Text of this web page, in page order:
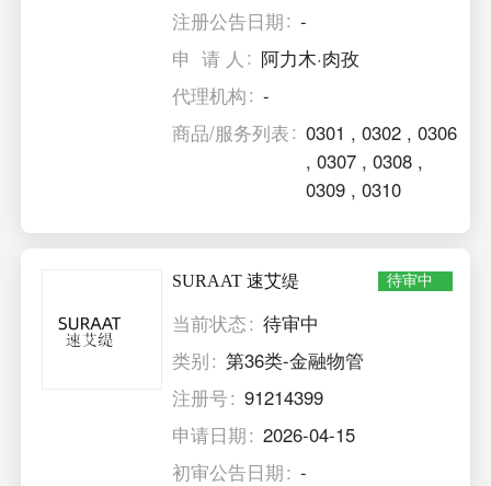
注册公告日期
-
申 请 人
阿力木·肉孜
代理机构
-
商品/服务列表
0301 ,0302 ,0306
,0307 ,0308 ,
0309 ,0310
SURAAT 速艾缇 待审中
当前状态
待审中
类别
第36类-金融物管
注册号
91214399
申请日期
2026-04-15
初审公告日期
-